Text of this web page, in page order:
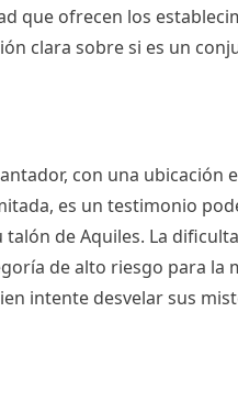
que ofrecen los
clara sobre si es un
con una ubicación
es un testimonio
de Aquiles. La
de alto riesgo para la
intente desvelar sus